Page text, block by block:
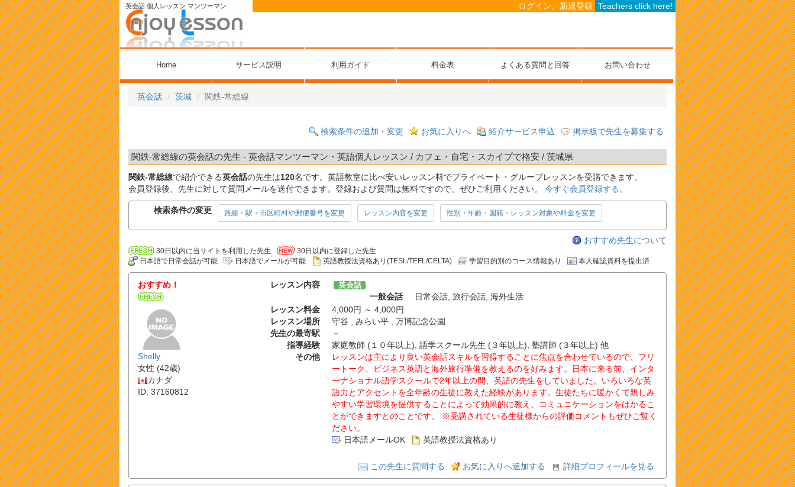
英会話 個人レッスン マンツーマン ログイン、新規登録 Teachers click here!
Home サービス説明 利用ガイド 料金表 よくある質問と回答 お問い合わせ
英会話 茨城 関鉄-常総線
検索条件の追加・変更 お気に入りへ 紹介サービス申込 掲示板で先生を募集する
関鉄-常総線の英会話の先生 - 英会話マンツーマン・英語個人レッスン / カフェ・自宅・スカイプで格安 / 茨城県
関鉄-常総線で紹介できる英会話の先生は120名です。英語教室に比べ安いレッスン料でプライベート・グループレッスンを受講できます。
会員登録後、先生に対して質問メールを送付できます。登録および質問は無料ですので、ぜひご利用ください。 今すぐ会員登録する。
検索条件の変更 路線・駅・市区町村や郵便番号を変更 レッスン内容を変更 性別・年齢・国籍・レッスン対象や料金を変更
おすすめ先生について
30日以内に当サイトを利用した先生
30日以内に登録した先生
日本語で日常会話が可能
日本語でメールが可能 英語教授法資格あり(TESL/TEFL/CELTA) 学習目的別のコース情報あり 本人確認資料を提出済
おすすめ！
Shelly
女性 (42歳)
カナダ
ID: 37160812
レッスン内容 英会話
一般会話 日常会話, 旅行会話, 海外生活
レッスン料金
4,000円 ～ 4,000円
レッスン場所
守谷 , みらい平 , 万博記念公園
先生の最寄駅
－
指導経験
家庭教師 (１０年以上), 語学スクール先生 (３年以上), 塾講師 (３年以上) 他
その他
レッスンは主により良い英会話スキルを習得することに焦点を合わせているので、フリ
ートーク、ビジネス英語と海外旅行準備を教えるのを好みます。日本に来る前、インタ
ーナショナル語学スクールで2年以上の間、英語の先生をしていました。いろいろな英
語力とアクセントを全年齢の生徒に教えた経験があります。生徒たちに暖かくて親しみ
やすい学習環境を提供することによって効果的に教え、コミュニケーションをはかるこ
とができますとのことです。 ※受講されている生徒様からの評価コメントもぜひご覧く
ださい。
日本語メールOK
英語教授法資格あり
この先生に質問する お気に入りへ追加する 詳細プロフィールを見る